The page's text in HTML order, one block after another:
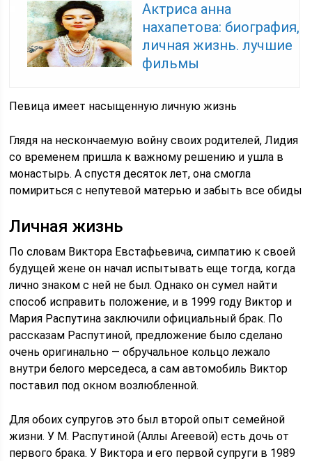
Актриса анна
нахапетова: биография,
личная жизнь. лучшие
фильмы
Певица имеет насыщенную личную жизнь
Глядя на нескончаемую войну своих родителей, Лидия
со временем пришла к важному решению и ушла в
монастырь. А спустя десяток лет, она смогла
помириться с непутевой матерью и забыть все обиды
Личная жизнь
По словам Виктора Евстафьевича, симпатию к своей
будущей жене он начал испытывать еще тогда, когда
лично знаком с ней не был. Однако он сумел найти
способ исправить положение, и в 1999 году Виктор и
Мария Распутина заключили официальный брак. По
рассказам Распутиной, предложение было сделано
очень оригинально — обручальное кольцо лежало
внутри белого мерседеса, а сам автомобиль Виктор
поставил под окном возлюбленной.
Для обоих супругов это был второй опыт семейной
жизни. У М. Распутиной (Аллы Агеевой) есть дочь от
первого брака. У Виктора и его первой супруги в 1989